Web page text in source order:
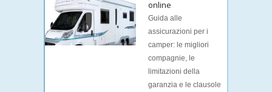
online
Guida alle
assicurazioni per i
camper: le migliori
compagnie, le
limitazioni della
garanzia e le clausole